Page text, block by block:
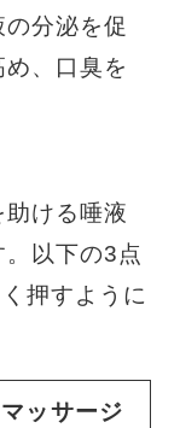
分泌を促
、口臭を
ける唾液
以下の3点
押すように
マッサージ